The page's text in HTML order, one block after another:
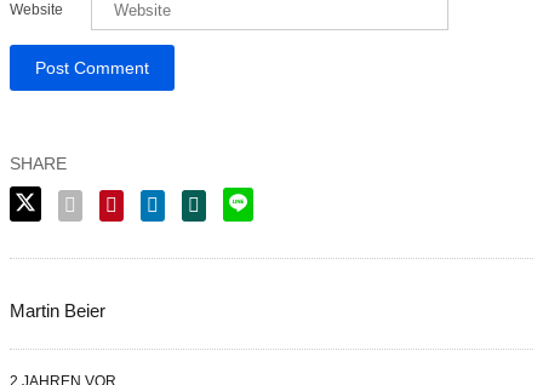
Website
Martin Beier
2 JAHREN VOR